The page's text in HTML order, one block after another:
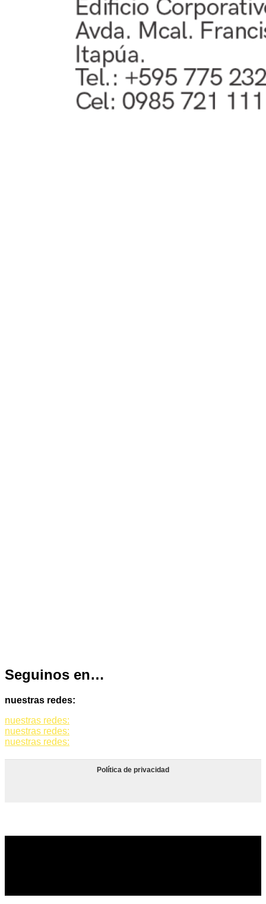
Seguinos en…
nuestras redes:
nuestras redes:
nuestras redes:
nuestras redes:
Política de privacidad